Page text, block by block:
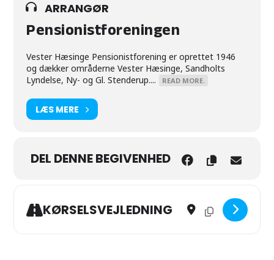
ARRANGØR
Pensionistforeningen
Vester Hæsinge Pensionistforening er oprettet 1946
og dækker områderne Vester Hæsinge, Sandholts
Lyndelse, Ny- og Gl. Stenderup....
READ MORE.
LÆS MERE
DEL DENNE BEGIVENHED
KØRSELSVEJLEDNING Address - Damernes
Destination